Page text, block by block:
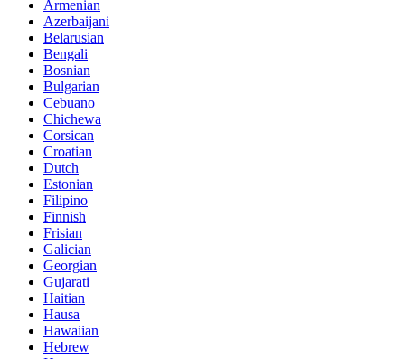
Armenian
Azerbaijani
Belarusian
Bengali
Bosnian
Bulgarian
Cebuano
Chichewa
Corsican
Croatian
Dutch
Estonian
Filipino
Finnish
Frisian
Galician
Georgian
Gujarati
Haitian
Hausa
Hawaiian
Hebrew